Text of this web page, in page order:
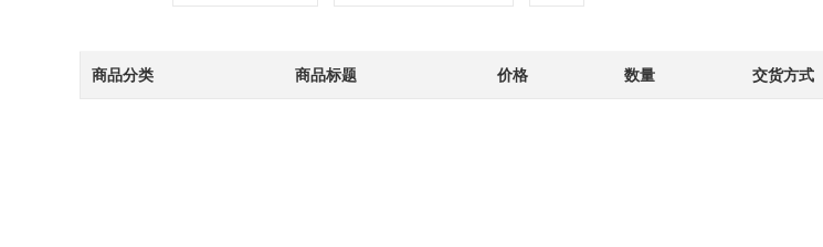
商品分类 商品标题 价格 数量 交货方式